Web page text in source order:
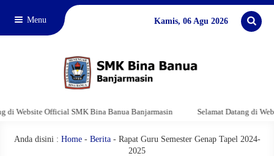
Menu Kamis, 06 Agu 2026
Official SMK Bina Banua Banjarmasin Selamat Datang di Website
Anda disini : Home- Berita- Rapat Guru Semester Genap Tapel 2024-
2025